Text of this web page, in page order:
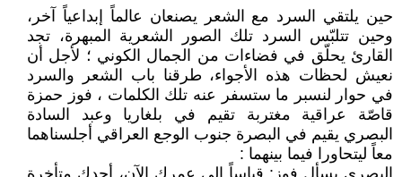
حين يلتقي السرد مع الشعر يصنعان عالماً إبداعياً آخر،
وحين تتلبّس السرد تلك الصور الشعرية المبهرة، تجد
القارئ يحلّق في فضاءات من الجمال الكوني ؛ لأجل أن
نعيش لحظات هذه الأجواء، طرقنا باب الشعر والسرد
في حوار لنسبر ما ستسفر عنه تلك الكلمات ، فوز حمزة
قاصّة عراقية مغتربة تقيم في بلغاريا وعبد السادة
البصري يقيم في البصرة جنوب الوجع العراقي أجلسناهما
معاً ليتحاورا فيما بينهما :